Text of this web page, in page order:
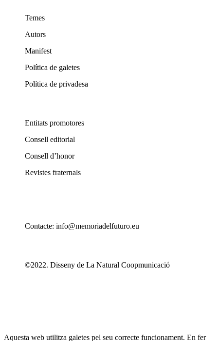
Temes
Autors
Manifest
Política de galetes
Política de privadesa
Entitats promotores
Consell editorial
Consell d’honor
Revistes fraternals
Contacte: info@memoriadelfuturo.eu
©2022. Disseny de La Natural Coopmunicació
Aquesta web utilitza galetes pel seu correcte funcionament. En fer